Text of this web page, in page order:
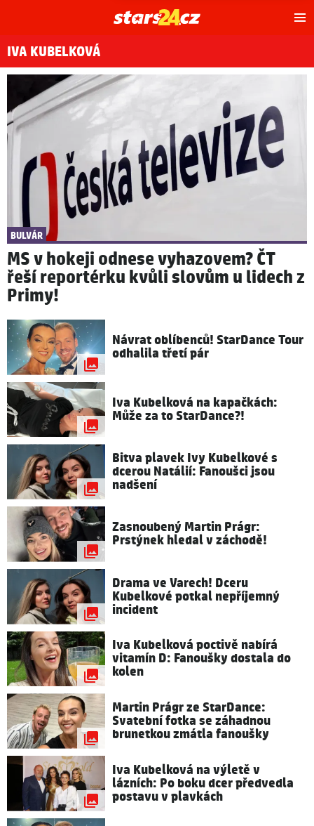
IVA KUBELKOVÁ
BULVÁR
MS v hokeji odnese vyhazovem? ČT
řeší reportérku kvůli slovům u lidech z
Primy!
Návrat oblíbenců! StarDance Tour
odhalila třetí pár
Iva Kubelková na kapačkách:
Může za to StarDance?!
Bitva plavek Ivy Kubelkové s
dcerou Natálií: Fanoušci jsou
nadšení
Zasnoubený Martin Prágr:
Prstýnek hledal v záchodě!
Drama ve Varech! Dceru
Kubelkové potkal nepříjemný
incident
Iva Kubelková poctivě nabírá
vitamín D: Fanoušky dostala do
kolen
Martin Prágr ze StarDance:
Svatební fotka se záhadnou
brunetkou zmátla fanoušky
Iva Kubelková na výletě v
lázních: Po boku dcer předvedla
postavu v plavkách